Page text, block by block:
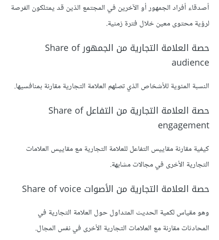
أصدقاء أفراد الجمهور أو الآخرين في المجتمع الذين قد يمتلكون الفرصة
لرؤية محتوى معين خلال فترة زمنية.
حصة العلامة التجارية من الجمهور Share of
audience
النسبة المئوية للأشخاص الذي تصلهم العلامة التجارية مقارنة بمنافسيها.
حصة العلامة التجارية من التفاعل Share of
engagement
كيفية مقارنة مقاييس التفاعل للعلامة التجارية مع مقاييس العلامات
التجارية الأخرى في مجالات مشابهة.
حصة العلامة التجارية من الأصوات Share of voice
وهو مقياس لكمية الحديث المتداول حول العلامة التجارية في
المحادثات مقارنة مع العلامات التجارية الأخرى في نفس المجال.